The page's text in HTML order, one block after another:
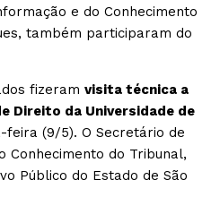
e do Conhecimento
também participaram do
fizeram visita técnica a
Direito da Universidade de
feira (9/5). O Secretário de
Conhecimento do Tribunal,
Público do Estado de São